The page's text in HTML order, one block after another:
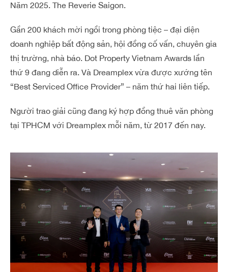
Năm 2025. The Reverie Saigon.
Gần 200 khách mời ngồi trong phòng tiệc – đại diện
doanh nghiệp bất động sản, hội đồng cố vấn, chuyên gia
thị trường, nhà báo. Dot Property Vietnam Awards lần
thứ 9 đang diễn ra. Và Dreamplex vừa được xướng tên
“Best Serviced Office Provider” – năm thứ hai liên tiếp.
Người trao giải cũng đang ký hợp đồng thuê văn phòng
tại TPHCM với Dreamplex mỗi năm, từ 2017 đến nay.